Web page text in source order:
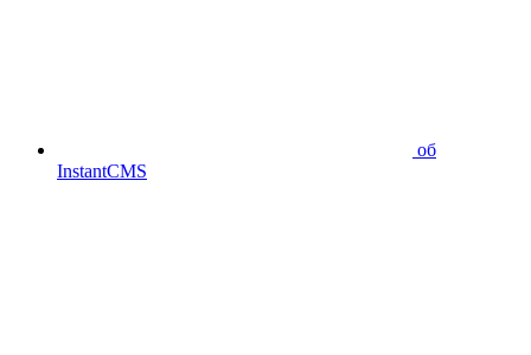
об
InstantCMS